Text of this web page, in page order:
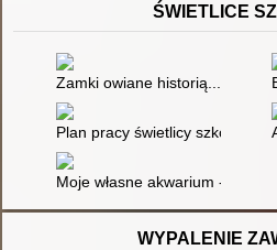
ŚWIETLICE
Zamki owiane historią... :
Plan pracy świetlicy szkolnej
Moje własne akwarium -
WYPALENIE